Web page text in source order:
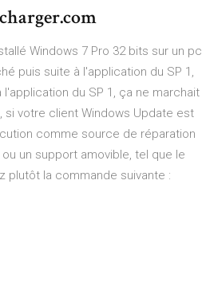
Windows 7 Pro 32 bits sur un pc
puis suite à l'application du SP 1,
du SP 1, ça ne marchait
votre client Windows Update est
comme source de réparation
un support amovible, tel que le
plutôt la commande suivante :